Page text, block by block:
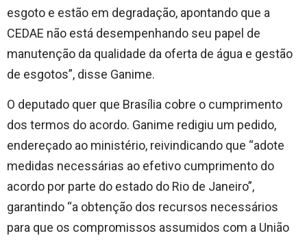
esgoto e estão em degradação, apontando que a
CEDAE não está desempenhando seu papel de
manutenção da qualidade da oferta de água e gestão
de esgotos”, disse Ganime.
O deputado quer que Brasília cobre o cumprimento
dos termos do acordo. Ganime redigiu um pedido,
endereçado ao ministério, reivindicando que “adote
medidas necessárias ao efetivo cumprimento do
acordo por parte do estado do Rio de Janeiro”,
garantindo “a obtenção dos recursos necessários
para que os compromissos assumidos com a União